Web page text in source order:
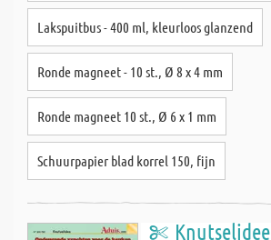
Lakspuitbus - 400 ml, kleurloos glanzend
Ronde magneet - 10 st., Ø 8 x 4 mm
Ronde magneet 10 st., Ø 6 x 1 mm
Schuurpapier blad korrel 150, fijn
Knutselidee